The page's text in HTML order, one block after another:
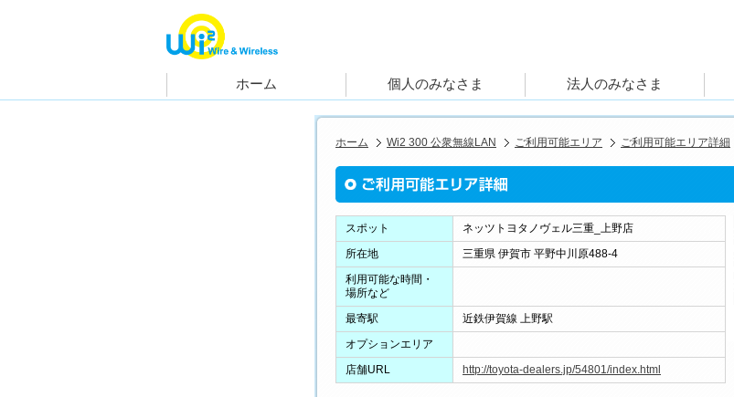
ホーム Wi2 300 公衆無線LAN ご利用可能エリア ご利用可能エリア詳細
スポット
ネッツトヨタノヴェル三重_上野店
所在地
三重県 伊賀市 平野中川原488-4
利用可能な時間・
場所など
最寄駅
近鉄伊賀線 上野駅
オプションエリア
店舗URL
http://toyota-dealers.jp/54801/index.html